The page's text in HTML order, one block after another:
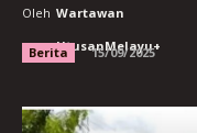
Oleh Wartawan
UtusanMelayu+
Berita 15/09/2025